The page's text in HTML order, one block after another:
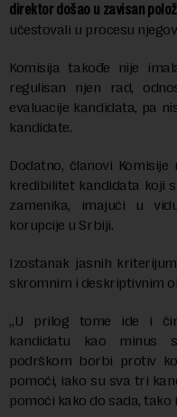
direktor došao u zavisan
učestovali u procesu
Komisija takođe nije
regulisan njen rad,
evaluacije kandidata, pa
kandidate.
Dodatno, članovi
kredibilitet kandidata koji
zamenika, imajući u
korupcije u Srbiji.
Izostanak jasnih
skromnim i deskriptivnim
„U prilog tome ide i
kandidatu kao minus
podrškom borbi protiv
pomoći, iako su sva tri
pomoći kako do sada, tako